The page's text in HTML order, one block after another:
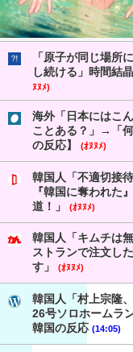
「原子が同じ場所
し続ける」時間結
ﾇﾇﾒ)
海外「日本にはこ
ことある？」→「
の反応】
(ｵﾇﾇﾒ)
韓国人「不適切接
『韓国に奪われた
道！」
(ｵﾇﾇﾒ)
韓国人「キムチは
ストランで注文し
す」
(ｵﾇﾇﾒ)
韓国人「村上宗隆
26号ソロホームラ
韓国の反応 (14:05)